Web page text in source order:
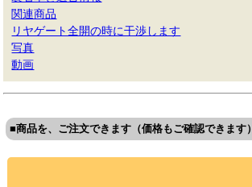
関連商品
リヤゲート全開の時に干渉します
写真
動画
■商品を、ご注文できます（価格もご確認できます）